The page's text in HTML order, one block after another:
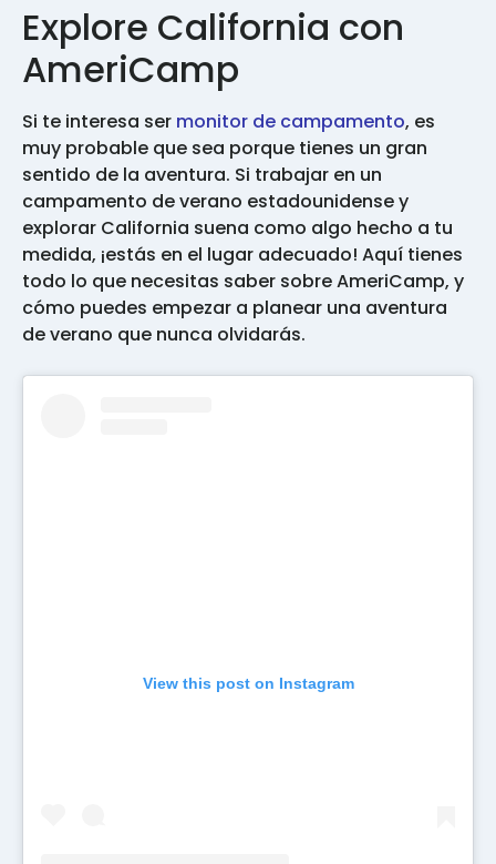
Explore California con
AmeriCamp
Si te interesa ser monitor de campamento, es
muy probable que sea porque tienes un gran
sentido de la aventura. Si trabajar en un
campamento de verano estadounidense y
explorar California suena como algo hecho a tu
medida, ¡estás en el lugar adecuado! Aquí tienes
todo lo que necesitas saber sobre AmeriCamp, y
cómo puedes empezar a planear una aventura
de verano que nunca olvidarás.
View this post on Instagram